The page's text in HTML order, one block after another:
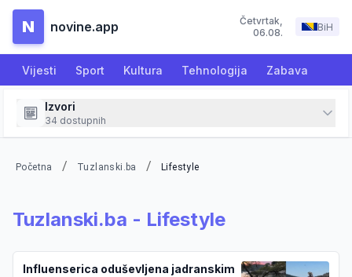
N novine.app Četvrtak,
06.08.
BiH
Vijesti Sport Kultura Tehnologija Zabava
Izvori
34 dostupnih
Početna / Tuzlanski.ba / Lifestyle
Tuzlanski.ba - Lifestyle
Influenserica oduševljena jadranskim